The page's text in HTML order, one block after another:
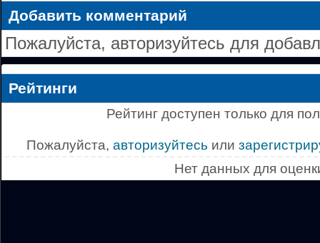
Добавить комментарий
Пожалуйста, авторизуйтесь для
Рейтинги
Рейтинг доступен только для
Пожалуйста, авторизуйтесь или
Нет данных для